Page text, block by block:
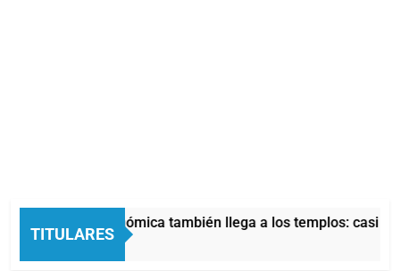
TITULARES
La crisis económica también llega a los templos: casi la